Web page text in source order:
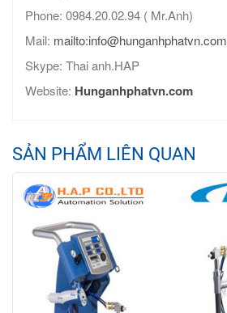
Phone: 0984.20.02.94 ( Mr.Anh)
Mail: mailto:info@hunganhphatvn.com
Skype: Thai anh.HAP
Website: Hunganhphatvn.com
SẢN PHẨM LIÊN QUAN